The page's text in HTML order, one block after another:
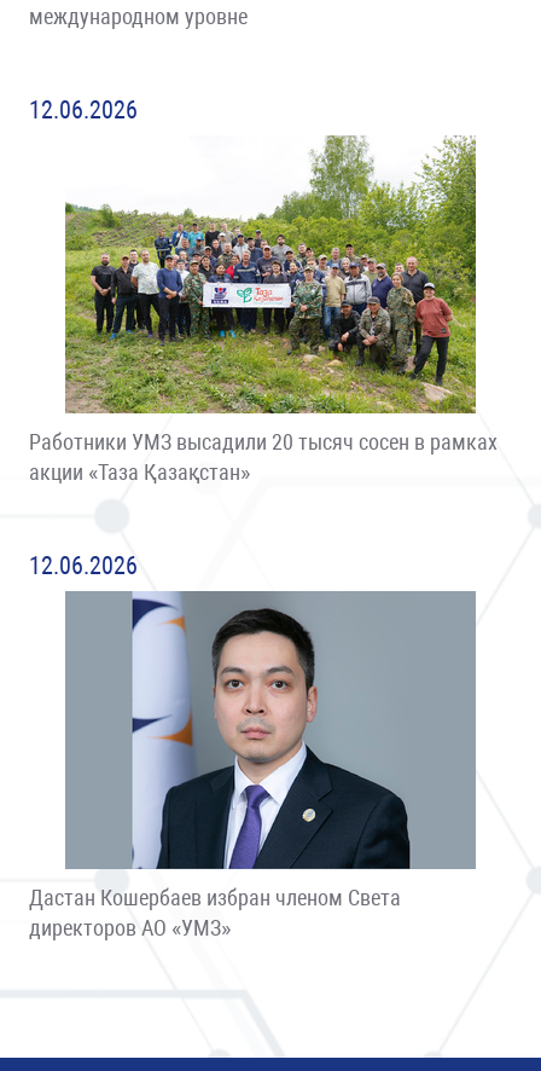
международном уровне
12.06.2026
Работники УМЗ высадили 20 тысяч сосен в рамках
акции «Таза Қазақстан»
12.06.2026
Дастан Кошербаев избран членом Света
директоров АО «УМЗ»